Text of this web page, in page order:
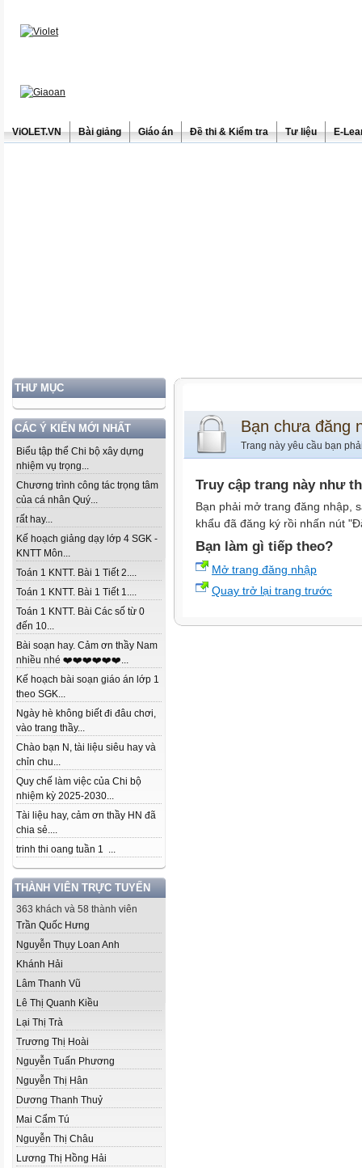
ViOLET.VN Bài giảng Giáo án Đề thi & Kiểm tra Tư liệu E-
THƯ MỤC
CÁC Ý KIẾN MỚI NHẤT
Biểu tập thể Chi bộ xây dựng
nhiệm vụ trọng...
Chương trình công tác trọng tâm
của cá nhân Quý...
rất hay...
Kế hoạch giảng dạy lớp 4 SGK -
KNTT Môn...
Toán 1 KNTT. Bài 1 Tiết 2....
Toán 1 KNTT. Bài 1 Tiết 1....
Toán 1 KNTT. Bài Các số từ 0
đến 10...
Bài soạn hay. Cảm ơn thầy Nam
nhiều nhé ❤️❤️❤️❤️❤️❤️...
Kế hoạch bài soạn giáo án lớp 1
theo SGK...
Ngày hè không biết đi đâu chơi,
vào trang thầy...
Chào bạn N, tài liệu siêu hay và
chỉn chu...
Quy chế làm việc của Chi bộ
nhiệm kỳ 2025-2030...
Tài liệu hay, cảm ơn thầy HN đã
chia sẻ....
trinh thi oang tuần 1 ...
THÀNH VIÊN TRỰC TUYẾN
363 khách và 58 thành viên
Trần Quốc Hưng
Nguyễn Thụy Loan Anh
Khánh Hải
Lâm Thanh Vũ
Lê Thị Quanh Kiều
Lại Thị Trà
Trương Thị Hoài
Nguyễn Tuấn Phương
Nguyễn Thị Hân
Dương Thanh Thuỷ
Mai Cẩm Tú
Nguyễn Thị Châu
Lương Thị Hồng Hải
Bạn chưa đăng
Trang này yêu cầu bạn
Truy cập trang này như
Bạn phải mở trang đăng nhập,
khẩu đã đăng ký rồi nhấn nút
Bạn làm gì tiếp theo?
Mở trang đăng nhập
Quay trở lại trang trước